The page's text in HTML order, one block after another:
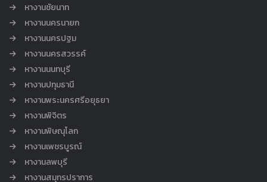
หางานชัยนาท
หางานนครนายก
หางานนครปฐม
หางานนครสวรรค์
หางานนนทบุรี
หางานปทุมธานี
หางานพระนครศรีอยุธยา
หางานพิจิตร
หางานพิษณุโลก
หางานเพชรบูรณ์
หางานลพบุรี
หางานสมุทรปราการ